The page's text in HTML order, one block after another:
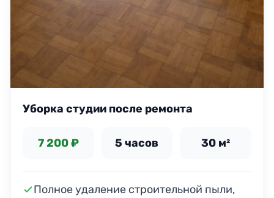
Уборка студии после ремонта
7 200 ₽ 5 часов 30 м²
Полное удаление строительной пыли,